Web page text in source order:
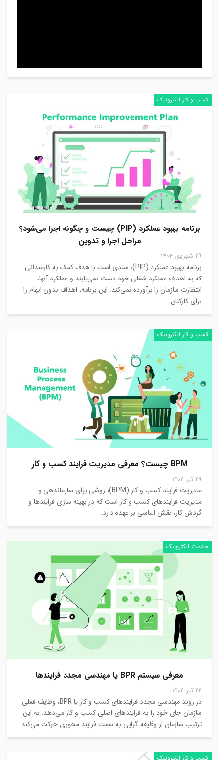
کسب و کار الکترونیک
برنامه بهبود عملکرد (PIP) چیست و چگونه اجرا می‌شود؟
مراحل اجرا و تدوین
۲۹ شهریور ۱۴۰۴
برنامه بهبود عملکرد (PIP)، سندی است با هدف کمک به کارمندانی
که به اهداف عملکرد شغلی خود دست نمی‌یابند و عملکرد آنها،
انتظارت سازمان را برآورده نمی‌کند. این برنامه، اهداف بدون ابهام را
برای کارکنان…
کسب و کار الکترونیک
BPM چیست؟ معرفی مدیریت فرایند کسب و کار
۲۹ تیر ۱۴۰۴
مدیریت فرایند کسب و کار (BPM)، روشی برای سازماندهی و
مدیریت فرایندهای کسب و کار است که در بهینه سازی فرایندها و
گردش کار، نقش اساسی بر عهده دارد.
خدمات الکترونیک
معرفی سیستم BPR یا مهندسی مجدد فرایندها
۲۲ تیر ۱۴۰۴
در روند مهندسی مجدد فرایندهای کسب و کار یا BPR، وظایف فعلی
سازمان جای خود را به فرایندهای اصلی کسب و کار می‌دهد. به این
ترتیب سازمان از وظیفه گرایی به سمت فرایند محوری حرکت می‌کند.
کسب و کار الکترونیک